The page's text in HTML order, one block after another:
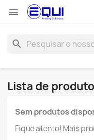

search
Lista de
Sem produtos
Fique atento! Mais